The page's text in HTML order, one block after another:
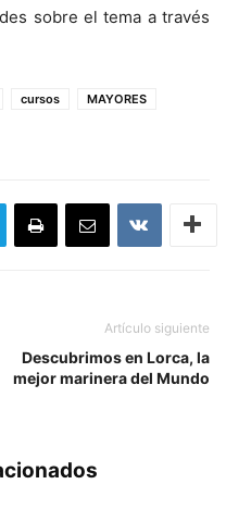
sobre el tema a través
cursos
MAYORES
Artículo siguiente
Descubrimos en Lorca, la
mejor marinera del Mundo